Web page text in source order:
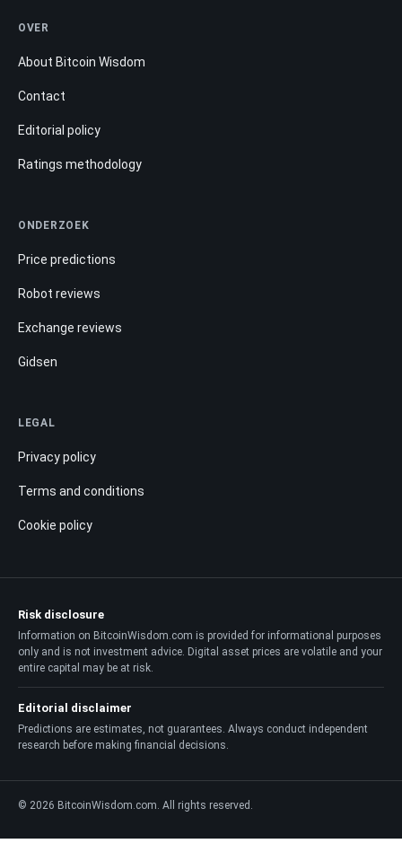
OVER
About Bitcoin Wisdom
Contact
Editorial policy
Ratings methodology
ONDERZOEK
Price predictions
Robot reviews
Exchange reviews
Gidsen
LEGAL
Privacy policy
Terms and conditions
Cookie policy
Risk disclosure
Information on BitcoinWisdom.com is provided for informational purposes
only and is not investment advice. Digital asset prices are volatile and your
entire capital may be at risk.
Editorial disclaimer
Predictions are estimates, not guarantees. Always conduct independent
research before making financial decisions.
© 2026 BitcoinWisdom.com. All rights reserved.